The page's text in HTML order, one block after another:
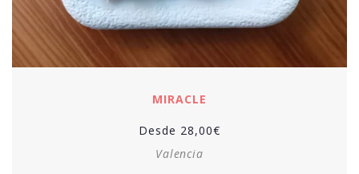
MIRACLE
Desde 28,00€
Valencia